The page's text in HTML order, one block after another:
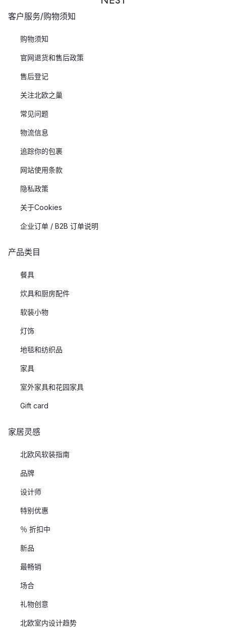
客户服务/购物须知
购物须知
官网退货和售后政策
售后登记
关注北欧之巢
常见问题
物流信息
追踪你的包裹
网站使用条款
隐私政策
关于Cookies
企业订单 / B2B 订单说明
产品类目
餐具
炊具和厨房配件
软装小物
灯饰
地毯和纺织品
家具
室外家具和花园家具
Gift card
家居灵感
北欧风软装指南
品牌
设计师
特别优惠
％ 折扣中
新品
最畅销
场合
礼物创意
北欧室内设计趋势